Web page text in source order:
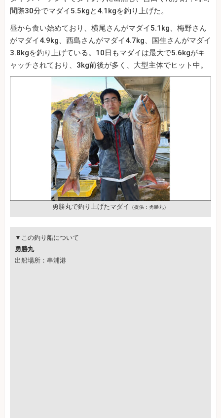
間際30分でマダイ5.5kgと4.1kgを釣り上げた。
昼から食い始めており、横尾さんがマダイ5.1kg、梅野さん
がマダイ4.9kg、西島さんがマダイ4.7kg、国生さんがマダイ
3.8kgを釣り上げている。10日もマダイは最大で5.6kgがキ
ャッチされており、3kg前後が多く、大型主体でヒット中。
勇勝丸で釣り上げたマダイ （提供：勇勝丸）
▼この釣り船について
勇勝丸
出船場所：串浦港